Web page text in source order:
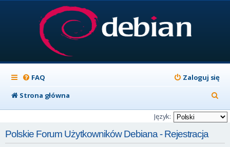
FAQ
Zaloguj się
Strona główna
z
u
Język:
Polskie Forum Użytkowników Debiana - Rejestracja